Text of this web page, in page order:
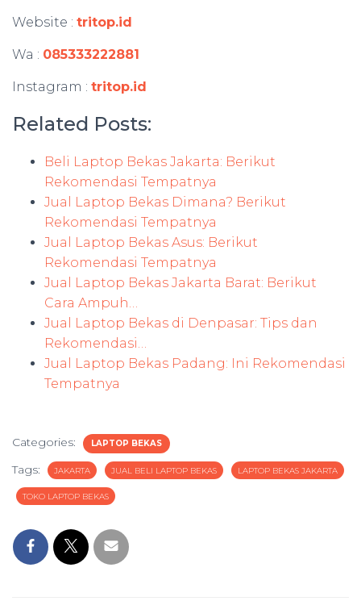
Website : tritop.id
Wa : 085333222881
Instagram : tritop.id
Related Posts:
Beli Laptop Bekas Jakarta: Berikut
Rekomendasi Tempatnya
Jual Laptop Bekas Dimana? Berikut
Rekomendasi Tempatnya
Jual Laptop Bekas Asus: Berikut
Rekomendasi Tempatnya
Jual Laptop Bekas Jakarta Barat: Berikut
Cara Ampuh…
Jual Laptop Bekas di Denpasar: Tips dan
Rekomendasi…
Jual Laptop Bekas Padang: Ini Rekomendasi
Tempatnya
Categories: LAPTOP BEKAS
Tags: JAKARTA JUAL BELI LAPTOP BEKAS LAPTOP BEKAS JAKARTA
TOKO LAPTOP BEKAS